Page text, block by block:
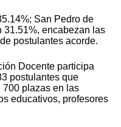
San Pedro de
31.51%, encabezan las
postulantes acorde.
Docente participa
postulantes que
700 plazas en las
educativos, profesores